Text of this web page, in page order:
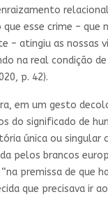
que esse crime – que
– atingiu as nossas
na real condição
p. 42).
em um gesto
do significado de
única ou singular
pelos brancos
premissa de que
que precisava ir